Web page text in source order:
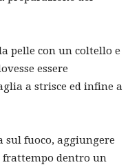
pelle con un coltello e
essere
a strisce ed infine a
sul fuoco, aggiungere
frattempo dentro un